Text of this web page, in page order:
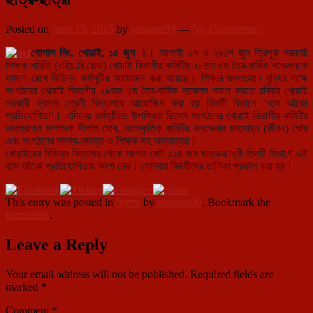
Posted on June 15, 2015 by santanu99 — No Comments ↓
গোপাল সিং, খোয়াই, ১৫ জুন ।। আগামী ২৭ ও ২৮শে জুন ত্রিপুরা সরকারী
শিক্ষক সমিতি (এইচ.বি.রোড) খোয়াই বিভাগীয় কমিটির ২৮তম ৫ম ত্রৈ-বার্ষিক সম্মেলনকে
সামনে রেখে বিভিন্ন কর্মসূচীর আয়োজন করা হয়েছে। শিক্ষার গুনগতমান বৃদ্ধির লক্ষে
সংগঠনের খোয়াই বিভাগীয় ২৮তম ৫ম ত্রৈ-বার্ষিক সম্মেলন সফল করতে রবিবার খোয়াই
সরকারী দ্বাদশ শ্রেনী বিদ্যালয়ে আয়োজিন করা হয় তিনটি বিভাগে ‘বসে আঁকো
প্রতিযোগিতা’। এদিনের কর্মসূচীতে উপস্থিত ছিলেন সংগঠনের খোয়াই বিভাগীয় কমিটির
ভারপ্রাপ্ত সম্পাদক দীপাল ঘোষ, সাংস্কৃতিক কমিটির কনভেনার মনমোহন (জীবন) ঘোষ
এবং সংগঠনের সদস্য-সদস্যা ও শিক্ষক সহ অন্যান্যরা।
খোয়াইয়ের বিভিন্ন বিদ্যালয় থেকে আগত মোট ১১৪ জন ছাত্র-ছাত্রী তিনটি বিভাগে এই
বসে আঁকো প্রতিযোগিতায় অংশ নেয়। সোমবার বিজয়ীদের তালিকা প্রকাশ করা হয়।
This entry was posted in ত্রিপুরা by santanu99. Bookmark the
permalink.
Leave a Reply
Your email address will not be published. Required fields are
marked *
Comment *